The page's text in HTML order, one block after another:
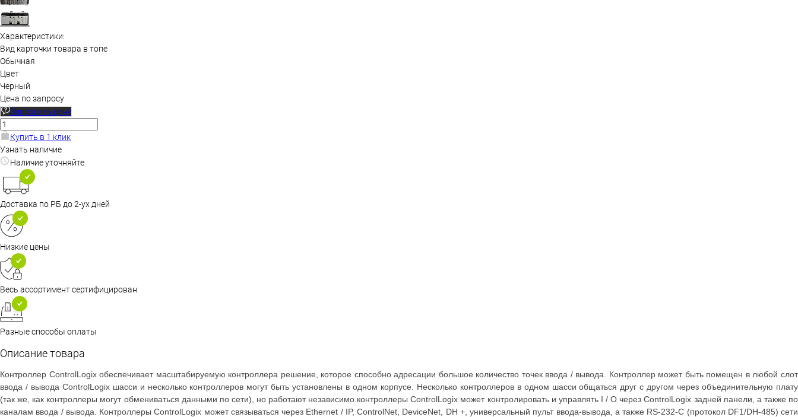
Характеристики:
Вид карточки товара в топе
Обычная
Цвет
Черный
Цена по запросу
Запросить цену
Купить в 1 клик
Узнать наличие
Наличие уточняйте
Доставка по РБ до 2-ух дней
Низкие цены
Весь ассортимент сертифицирован
Разные способы оплаты
Описание товара
Контроллер ControlLogix обеспечивает масштабируемую контроллера решение, которое способно адресации большое количество точек ввода / вывода. Контроллер может быть помещен в любой слот
ввода / вывода ControlLogix шасси и несколько контроллеров могут быть установлены в одном корпусе. Несколько контроллеров в одном шасси общаться друг с другом через объединительную плату
(так же, как контроллеры могут обмениваться данными по сети), но работают независимо.контроллеры ControlLogix может контролировать и управлять I / O через ControlLogix задней панели, а также по
каналам ввода / вывода. Контроллеры ControlLogix может связываться через Ethernet / IP, ControlNet, DeviceNet, DH +, универсальный пульт ввода-вывода, а также RS-232-C (протокол DF1/DH-485) сети